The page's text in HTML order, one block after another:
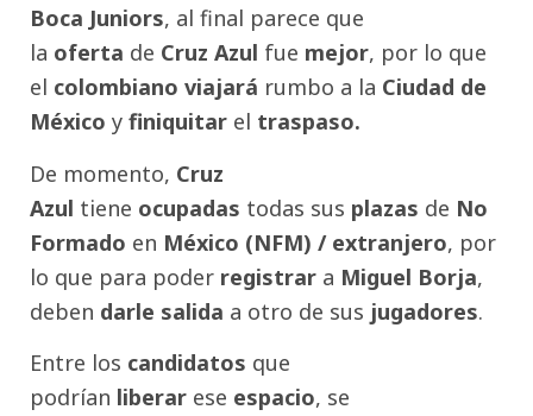
Boca Juniors, al final parece que
la oferta de Cruz Azul fue mejor, por lo que
el colombiano viajará rumbo a la Ciudad de
México y finiquitar el traspaso.
De momento, Cruz
Azul tiene ocupadas todas sus plazas de No
Formado en México (NFM) / extranjero, por
lo que para poder registrar a Miguel Borja,
deben darle salida a otro de sus jugadores.
Entre los candidatos que
podrían liberar ese espacio, se